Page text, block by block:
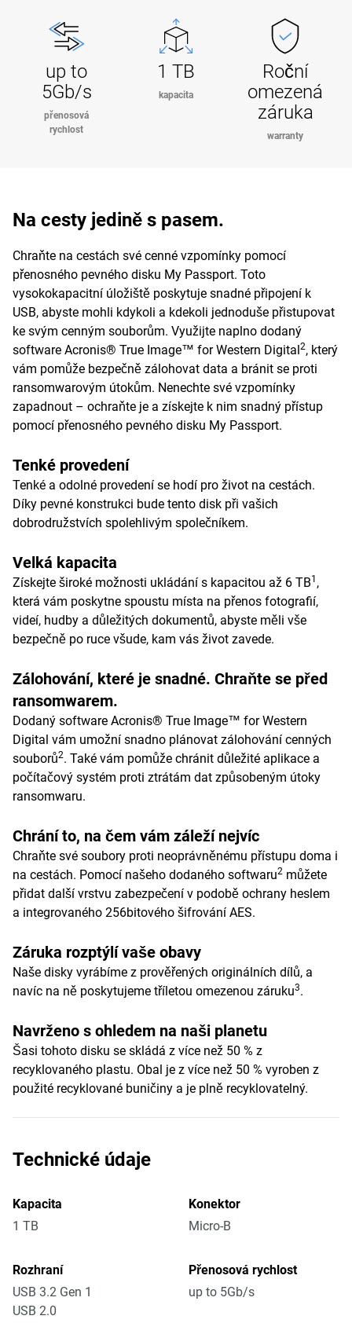
up to
5Gb/s
přenosová
rychlost
1 TB
kapacita
Roční
omezená
záruka
warranty
Na cesty jedině s pasem.
Chraňte na cestách své cenné vzpomínky pomocí
přenosného pevného disku My Passport. Toto
vysokokapacitní úložiště poskytuje snadné připojení k
USB, abyste mohli kdykoli a kdekoli jednoduše přistupovat
ke svým cenným souborům. Využijte naplno dodaný
software Acronis® True Image™ for Western Digital2, který
vám pomůže bezpečně zálohovat data a bránit se proti
ransomwarovým útokům. Nenechte své vzpomínky
zapadnout – ochraňte je a získejte k nim snadný přístup
pomocí přenosného pevného disku My Passport.
Tenké provedení
Tenké a odolné provedení se hodí pro život na cestách.
Díky pevné konstrukci bude tento disk při vašich
dobrodružstvích spolehlivým společníkem.
Velká kapacita
Získejte široké možnosti ukládání s kapacitou až 6 TB1 ,
která vám poskytne spoustu místa na přenos fotografií,
videí, hudby a důležitých dokumentů, abyste měli vše
bezpečně po ruce všude, kam vás život zavede.
Zálohování, které je snadné. Chraňte se před
ransomwarem.
Dodaný software Acronis® True Image™ for Western
Digital vám umožní snadno plánovat zálohování cenných
souborů2. Také vám pomůže chránit důležité aplikace a
počítačový systém proti ztrátám dat způsobeným útoky
ransomwaru.
Chrání to, na čem vám záleží nejvíc
Chraňte své soubory proti neoprávněnému přístupu doma i
na cestách. Pomocí našeho dodaného softwaru2 můžete
přidat další vrstvu zabezpečení v podobě ochrany heslem
a integrovaného 256bitového šifrování AES.
Záruka rozptýlí vaše obavy
Naše disky vyrábíme z prověřených originálních dílů, a
navíc na ně poskytujeme tříletou omezenou záruku3.
Navrženo s ohledem na naši planetu
Šasi tohoto disku se skládá z více než 50 % z
recyklovaného plastu. Obal je z více než 50 % vyroben z
použité recyklované buničiny a je plně recyklovatelný.
Technické údaje
Kapacita
1 TB
Konektor
Micro-B
Rozhraní
USB 3.2 Gen 1
USB 2.0
Přenosová rychlost
up to 5Gb/s